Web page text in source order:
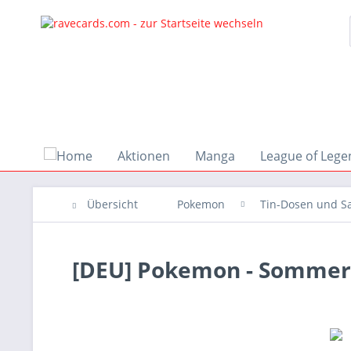
Aktionen Manga League of
Übersicht Pokemon Tin-Dosen und
[DEU] Pokemon -